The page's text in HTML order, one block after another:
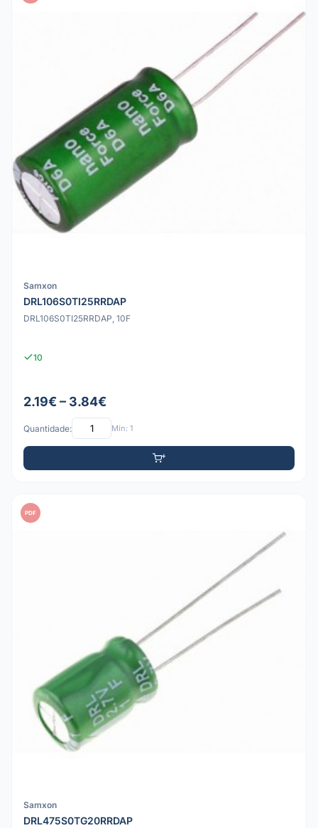
Samxon
DRL106S0TI25RRDAP
DRL106S0TI25RRDAP, 10F
10
2.19€ – 3.84€
Quantidade: Mín: 1
PDF
Samxon
DRL475S0TG20RRDAP